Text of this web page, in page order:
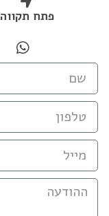
פתח תקווה